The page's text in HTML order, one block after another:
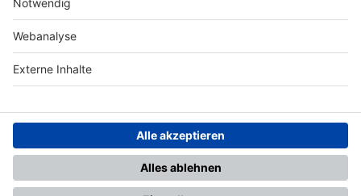
Nutzungsbedingungen Datenschutz Impressum